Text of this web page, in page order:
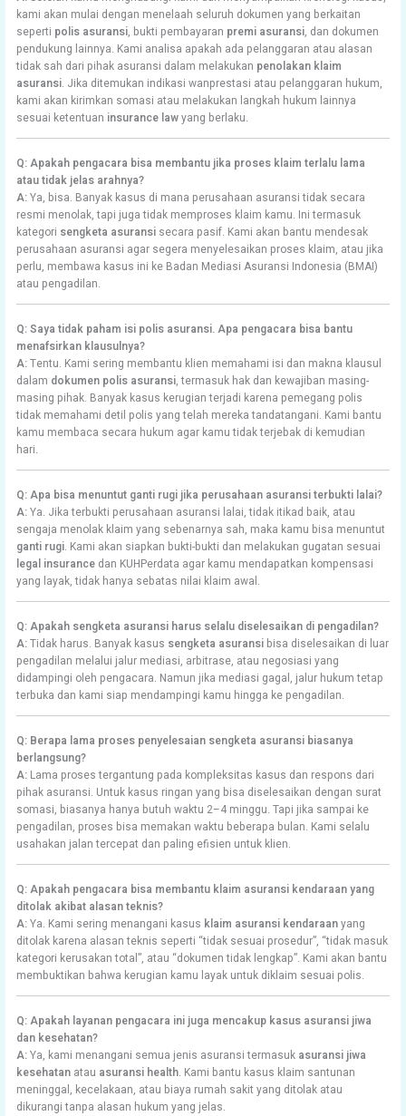
kami akan mulai dengan menelaah seluruh dokumen yang berkaitan
seperti polis asuransi, bukti pembayaran premi asuransi, dan dokumen
pendukung lainnya. Kami analisa apakah ada pelanggaran atau alasan
tidak sah dari pihak asuransi dalam melakukan penolakan klaim
asuransi. Jika ditemukan indikasi wanprestasi atau pelanggaran hukum,
kami akan kirimkan somasi atau melakukan langkah hukum lainnya
sesuai ketentuan insurance lawyang berlaku.
Q: Apakah pengacara bisa membantu jika proses klaim terlalu lama
atau tidak jelas arahnya?
A:Ya, bisa. Banyak kasus di mana perusahaan asuransi tidak secara
resmi menolak, tapi juga tidak memproses klaim kamu. Ini termasuk
kategori sengketa asuransi secara pasif. Kami akan bantu mendesak
perusahaan asuransi agar segera menyelesaikan proses klaim, atau jika
perlu, membawa kasus ini ke Badan Mediasi Asuransi Indonesia (BMAI)
atau pengadilan.
Q: Saya tidak paham isi polis asuransi. Apa pengacara bisa bantu
menafsirkan klausulnya?
A:Tentu. Kami sering membantu klien memahami isi dan makna klausul
dalam dokumen polis asuransi, termasuk hak dan kewajiban masing-
masing pihak. Banyak kasus kerugian terjadi karena pemegang polis
tidak memahami detil polis yang telah mereka tandatangani. Kami bantu
kamu membaca secara hukum agar kamu tidak terjebak di kemudian
hari.
Q: Apa bisa menuntut ganti rugi jika perusahaan asuransi terbukti lalai?
A:Ya. Jika terbukti perusahaan asuransi lalai, tidak itikad baik, atau
sengaja menolak klaim yang sebenarnya sah, maka kamu bisa menuntut
ganti rugi. Kami akan siapkan bukti-bukti dan melakukan gugatan sesuai
legal insurance dan KUHPerdata agar kamu mendapatkan kompensasi
yang layak, tidak hanya sebatas nilai klaim awal.
Q: Apakah sengketa asuransi harus selalu diselesaikan di pengadilan?
A:Tidak harus. Banyak kasus sengketa asuransi bisa diselesaikan di luar
pengadilan melalui jalur mediasi, arbitrase, atau negosiasi yang
didampingi oleh pengacara. Namun jika mediasi gagal, jalur hukum tetap
terbuka dan kami siap mendampingi kamu hingga ke pengadilan.
Q: Berapa lama proses penyelesaian sengketa asuransi biasanya
berlangsung?
A: Lama proses tergantung pada kompleksitas kasus dan respons dari
pihak asuransi. Untuk kasus ringan yang bisa diselesaikan dengan surat
somasi, biasanya hanya butuh waktu 2–4 minggu. Tapi jika sampai ke
pengadilan, proses bisa memakan waktu beberapa bulan. Kami selalu
usahakan jalan tercepat dan paling efisien untuk klien.
Q: Apakah pengacara bisa membantu klaim asuransi kendaraan yang
ditolak akibat alasan teknis?
A:Ya. Kami sering menangani kasus klaim asuransi kendaraanyang
ditolak karena alasan teknis seperti “tidak sesuai prosedur”, “tidak masuk
kategori kerusakan total”, atau “dokumen tidak lengkap”. Kami akan bantu
membuktikan bahwa kerugian kamu layak untuk diklaim sesuai polis.
Q: Apakah layanan pengacara ini juga mencakup kasus asuransi jiwa
dan kesehatan?
A:Ya, kami menangani semua jenis asuransi termasuk asuransi jiwa
kesehatan atau asuransi health. Kami bantu kasus klaim santunan
meninggal, kecelakaan, atau biaya rumah sakit yang ditolak atau
dikurangi tanpa alasan hukum yang jelas.